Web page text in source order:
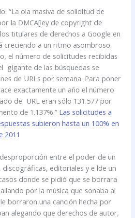
“La ola masiva de soliditud de
la DMCA[ley de copyright de
titulares de derechos a Google en
creciendo a un ritmo asombroso.
el número de solicitudes recibidas
gigante de las búsquedas se
de URLs por semana. Para poner
exactamente un año el número
de URL eran sólo 131.577 por
de 1.137%.” Las solicitudes a
subieron hasta un 100% en
2011
entre el poder de un
editoriales y e lde un
donde se pidió que se borrara
por la música que sonaba al
borraron una canción hecha por
alegando que derechos de autor,